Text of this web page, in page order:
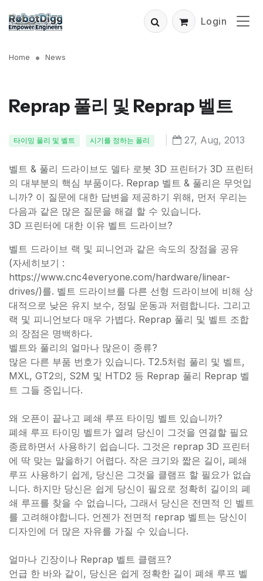
Login
Home News
Reprap 풀리 및 Reprap 벨트
타이밍 풀리 및 벨트 시기를 정하는 폴리 27, Aug, 2013
벨트 & 풀리 드라이브도 델타 로봇 3D 프린터가 3D 프린터
의 대부분의 핵심 부품이다. Reprap 벨트 & 풀리은 무엇입
니까? 이 질문에 대한 답변을 제공하기 위해, 먼저 우리는
다음과 같은 많은 질문을 해결 할 수 있습니다.
3D 프린터에 대한 이유 벨트 드라이브?
벨트 드라이브 랙 및 피니언과 같은 속도의 장점을 공유
(자세히보기 :
https://www.cnc4everyone.com/hardware/linear-
drives/)를. 벨트 드라이브를 다른 선형 드라이브에 비해 상
대적으로 낮은 유지 보수, 정밀 운동과 저렴합니다. 그리고
랙 및 피니언보다 매우 가볍다. Reprap 풀리 및 벨트 조합
의 장점은 명백하다.
벨트와 풀리의 얼마나 많은이 종류?
많은 다른 부품 번호가 있습니다. T2.5처럼 풀리 및 벨트,
MXL, GT2의, S2M 및 HTD2 등 Reprap 풀리 Reprap 벨
트 그들 중입니다.
왜 오픈이 끝나고 폐쇄 루프 타이밍 벨트 있습니까?
폐쇄 루프 타이밍 벨트가 열려 당신이 그것을 연결할 필요
종료하면서 사용하기 쉽습니다. 그것은 reprap 3D 프린터
에 딱 맞는 말을하기 어렵다. 작은 크기와 짧은 길이, 폐쇄
루프 사용하기 쉽게, 당신은 그것을 클램프 할 필요가 없습
니다. 하지만 당신은 쉽게 당신이 필요로 정확히 길이의 폐
쇄 루프를 찾을 수 없습니다, 그래서 당신은 전면적 인 벨트
를 고려해야합니다. 언젠가 전면적 reprap 벨트는 당신이
디자인에 더 많은 자유를 가질 수 있습니다.
얼마나 긴장이나 Reprap 벨트 클램프?
언급 한 바와 같이, 당신은 쉽게 정확한 길이 폐쇄 루프 벨